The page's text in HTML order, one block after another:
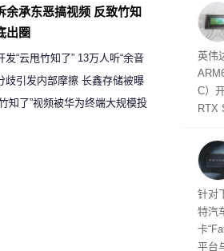
内
以利
并
在线
件是
软件
态
英伟
C）
RTX
将
的技
起
针对
特汽
卡
平台
余承东恶搞视频 反致竹知
出圈
发“云甩竹知了” 13万人听“余音
歧引发内部摩擦 长鑫存储被曝
场工程师驱逐出研发基地
知了”视频被华为终端大规模投